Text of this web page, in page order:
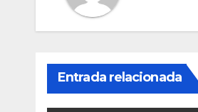
Entrada relacionada